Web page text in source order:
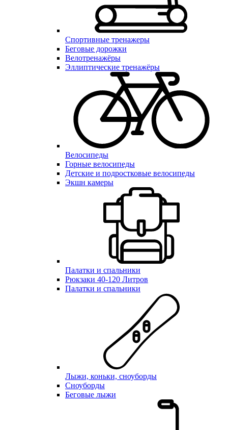
Спортивные тренажеры
Беговые дорожки
Велотренажёры
Эллиптические тренажёры
Велосипеды
Горные велосипеды
Детские и подростковые велосипеды
Экшн камеры
Палатки и спальники
Рюкзаки 40-120 Литров
Палатки и спальники
Лыжи, коньки, сноуборды
Сноуборды
Беговые лыжи